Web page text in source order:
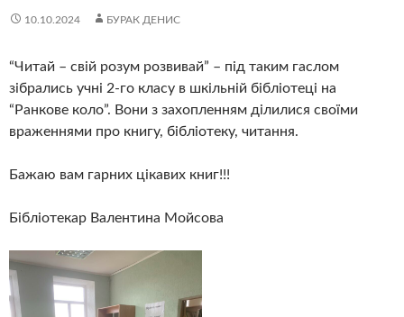
10.10.2024 БУРАК ДЕНИС
“Читай – свій розум розвивай” – під таким гаслом
зібрались учні 2-го класу в шкільній бібліотеці на
“Ранкове коло”. Вони з захопленням ділилися своїми
враженнями про книгу, бібліотеку, читання.
Бажаю вам гарних цікавих книг!!!
Бібліотекар Валентина Мойсова